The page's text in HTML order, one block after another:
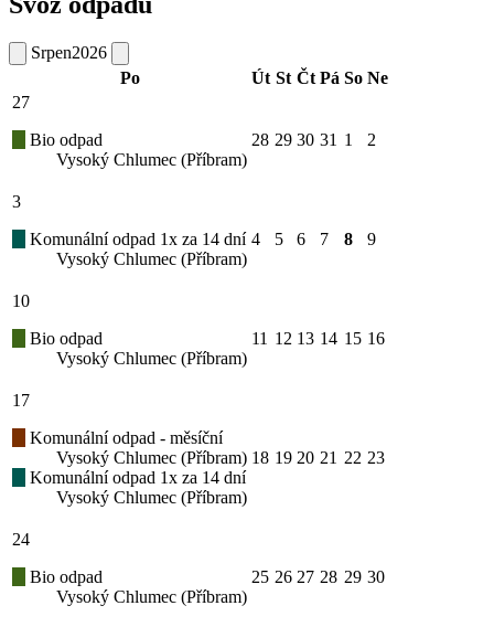
Srpen2026
Po
Út St Čt Pá So Ne
27
Bio odpad
Vysoký Chlumec (Příbram)
28 29 30 31 1 2
3
Komunální odpad 1x za 14 dní
Vysoký Chlumec (Příbram)
4 5 6 7 8 9
10
Bio odpad
Vysoký Chlumec (Příbram)
11 12 13 14 15 16
17
Komunální odpad - měsíční
Vysoký Chlumec (Příbram)
Komunální odpad 1x za 14 dní
Vysoký Chlumec (Příbram)
18 19 20 21 22 23
24
Bio odpad
Vysoký Chlumec (Příbram)
25 26 27 28 29 30